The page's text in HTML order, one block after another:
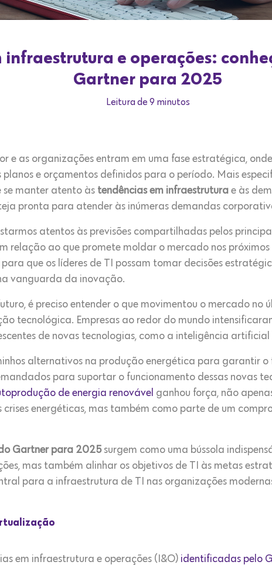
infraestrutura e operações:
Gartner para 2025
Leitura de 9 minutos
e as organizações entram em uma fase estratégica,
e orçamentos definidos para o período. Mais
se manter atento às tendências em infraestrutura e às
pronta para atender às inúmeras demandas
atentos às previsões compartilhadas pelos
relação ao que promete moldar o mercado nos próximos
que os líderes de TI possam tomar decisões
vanguarda da inovação.
é preciso entender o que movimentou o mercado no
tecnológica. Empresas ao redor do mundo
de novas tecnologias, como a inteligência artificial
alternativos na produção energética para garantir
para suportar o funcionamento dessas novas
de energia renovável ganhou força, não
crises energéticas, mas também como parte de um
Gartner para 2025surgem como uma bússola
mas também alinhar os objetivos de TI às metas
para a infraestrutura de TI nas organizações
em infraestrutura e operações (I&O) identificadas pelo